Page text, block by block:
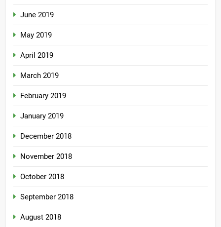
June 2019
May 2019
April 2019
March 2019
February 2019
January 2019
December 2018
November 2018
October 2018
September 2018
August 2018